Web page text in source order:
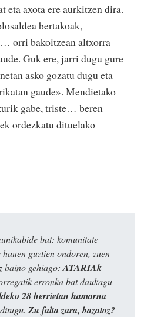
eta axota ere aurkitzen dira.
bertakoak,
orri bakoitzean altxorra
Guk ere, jarri dugu gure
asko gozatu dugu eta
gaude». Mendietako
gabe, triste… beren
ordezkatu dituelako
bat: komunitate
guztien ondoren, zuen
baino gehiago: ATARIAk
erronka bat daukagu
28 herrietan hamarna
Zu falta zara, bazatoz?